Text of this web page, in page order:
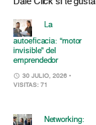
La
autoeficacia: “motor
invisible” del
emprendedor
30 JULIO, 2026 •
VISITAS: 71
Networking: